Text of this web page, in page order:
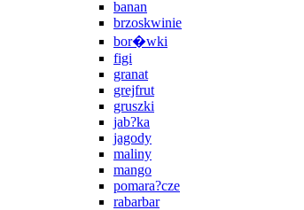
banan
brzoskwinie
bor�wki
figi
granat
grejfrut
gruszki
jab?ka
jagody
maliny
mango
pomara?cze
rabarbar